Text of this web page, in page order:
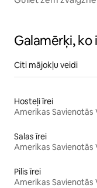
Galamērķi, ko
Citi mājokļu veidi
Hosteļi īrei
Amerikas Savienotās
Salas īrei
Amerikas Savienotās
Pilis īrei
Amerikas Savienotās